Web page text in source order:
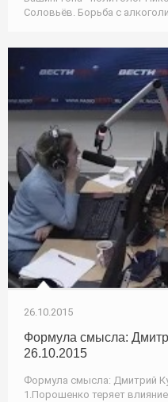
Соловьёв. Борьба с
26.10.2015
Формула смысла:
26.10.2015
Формула смысла: Дмитрий
1.Порошенко теряет